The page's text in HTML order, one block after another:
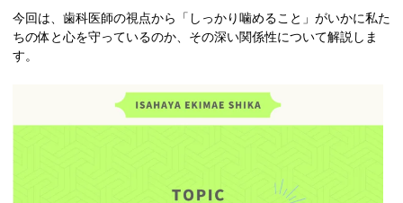
今回は、歯科医師の視点から「しっかり噛めること」がいかに私た
ちの体と心を守っているのか、その深い関係性について解説しま
す。